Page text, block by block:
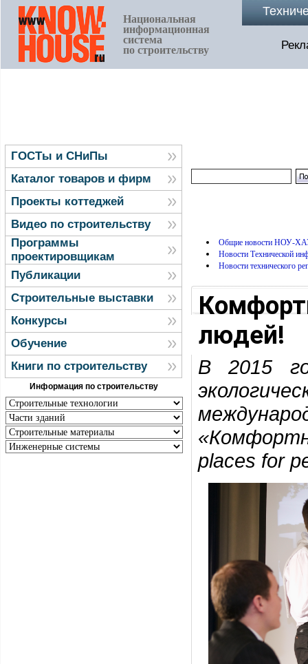
Национальная
информационная
система
по строительству
ГОСТы и СНиПы
Каталог товаров и фирм
Проекты коттеджей
Видео по строительству
Программы
проектировщикам
Публикации
Строительные выставки
Конкурсы
Обучение
Книги по строительству
Информация по строительству
Общие новости НОУ-
Новости Технической
Новости технического
людей!
В 2015
places for